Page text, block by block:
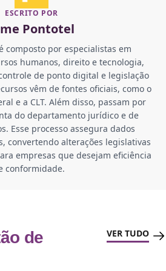
ESCRITO POR
Pontotel
composto por especialistas em
humanos, direito e tecnologia,
de ponto digital e legislação
vêm de fontes oficiais, como o
e a CLT. Além disso, passam por
do departamento jurídico e de
Esse processo assegura dados
convertendo alterações legislativas
empresas que desejam eficiência
conformidade.
de
VER TUDO